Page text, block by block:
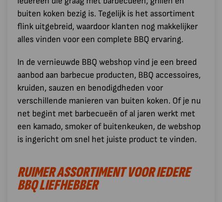
buiten koken bezig is. Tegelijk is het assortiment
flink uitgebreid, waardoor klanten nog makkelijker
alles vinden voor een complete BBQ ervaring.
In de vernieuwde BBQ webshop vind je een breed
aanbod aan barbecue producten, BBQ accessoires,
kruiden, sauzen en benodigdheden voor
verschillende manieren van buiten koken. Of je nu
net begint met barbecueën of al jaren werkt met
een kamado, smoker of buitenkeuken, de webshop
is ingericht om snel het juiste product te vinden.
RUIMER ASSORTIMENT VOOR IEDERE
BBQ LIEFHEBBER